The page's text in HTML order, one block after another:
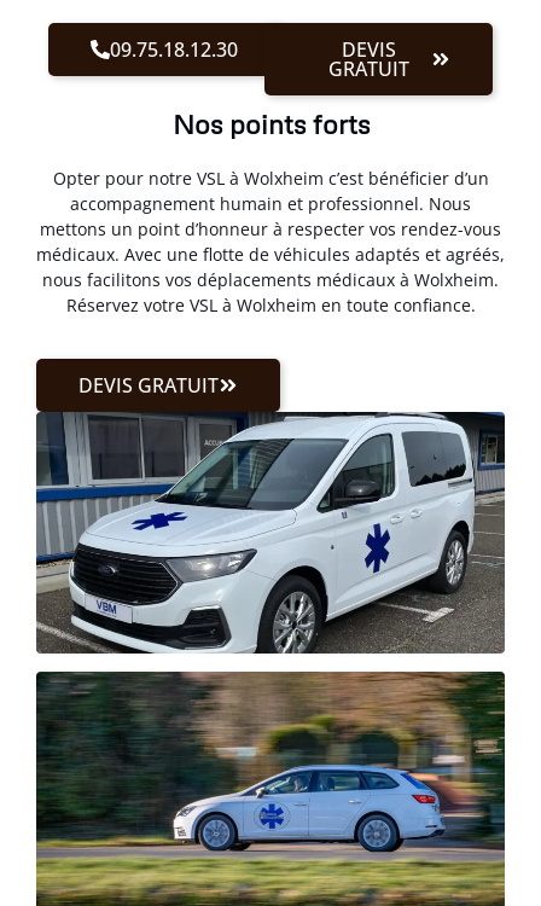
09.75.18.12.30 DEVIS
GRATUIT
Nos points forts
Opter pour notre VSL à Wolxheim c’est bénéficier d’un
accompagnement humain et professionnel. Nous
mettons un point d’honneur à respecter vos rendez-vous
médicaux. Avec une flotte de véhicules adaptés et agréés,
nous facilitons vos déplacements médicaux à Wolxheim.
Réservez votre VSL à Wolxheim en toute confiance.
DEVIS GRATUIT